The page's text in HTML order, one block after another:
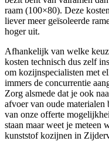
raam (100×80). Deze
liever meer geïsoleerde
hoger uit.
Afhankelijk van welke
kosten technisch dus zelf
om kozijnspecialisten met
immers de concurrentie
Zorg alsmede dat je ook
afvoer van oude
van onze offerte
staan maar weet je meteen
kunststof kozijnen in